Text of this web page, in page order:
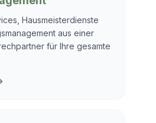
Hausmeisterdienste
aus einer
für Ihre gesamte